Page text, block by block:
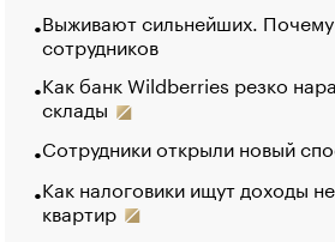
Выживают сильнейших.
сотрудников
Как банк Wildberries резко
склады
Сотрудники открыли новый
Как налоговики ищут доходы
квартир